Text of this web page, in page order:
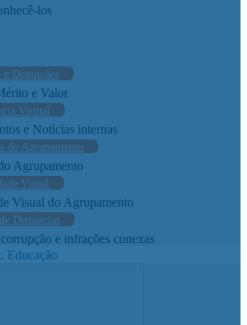
los
e Distinções
e Valor
Virtual
e Notícias internas
do Agrupamento
Agrupamento
Visual
Visual do Agrupamento
Denúncias
e infrações conexas
Educação